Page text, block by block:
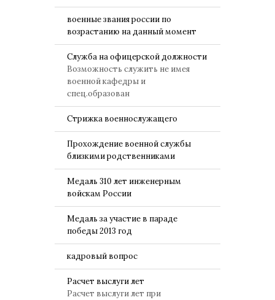
военные звания россии по
возрастанию на данный момент
Служба на офицерской должности
Возможность служить не имея
военной кафедры и
спец.образован
Стрижка военнослужащего
Прохождение военной службы
близкими родственниками
Медаль 310 лет инженерным
войскам России
Медаль за участие в параде
победы 2013 год
кадровый вопрос
Расчет выслуги лет
Расчет выслуги лет при